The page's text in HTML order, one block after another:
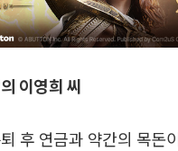
이영희 씨
후 연금과 약간의 목돈